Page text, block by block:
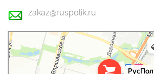
zakaz@ruspolik.ru
РусПолик
Оргстекло, поликарбонат в Москве
Строительные и отделочные работы в Москве